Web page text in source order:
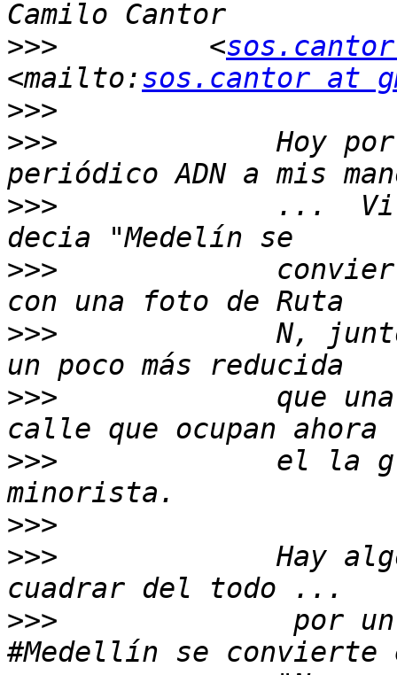
>>>
         <
<mailto:sos.cantor at
>>>
>>>
Hoy
>>>
...
>>>
>>>
N,
>>>
que
>>>
el la
>>>
>>>
Hay
>>>
por